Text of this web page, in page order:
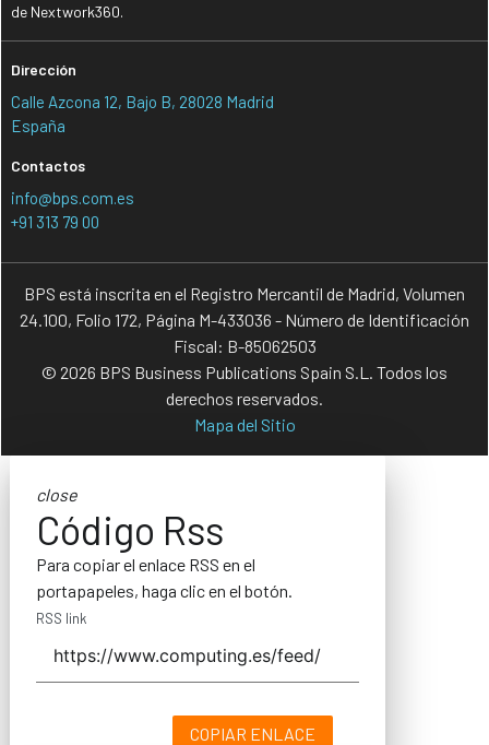
de Nextwork360.
Dirección
Calle Azcona 12, Bajo B, 28028 Madrid
España
Contactos
info@bps.com.es
+91 313 79 00
BPS está inscrita en el Registro Mercantil de Madrid, Volumen
24.100, Folio 172, Página M-433036 - Número de Identificación
Fiscal: B-85062503
© 2026 BPS Business Publications Spain S.L. Todos los
derechos reservados.
Mapa del Sitio
close
Código Rss
Para copiar el enlace RSS en el
portapapeles, haga clic en el botón.
RSS link
COPIAR ENLACE